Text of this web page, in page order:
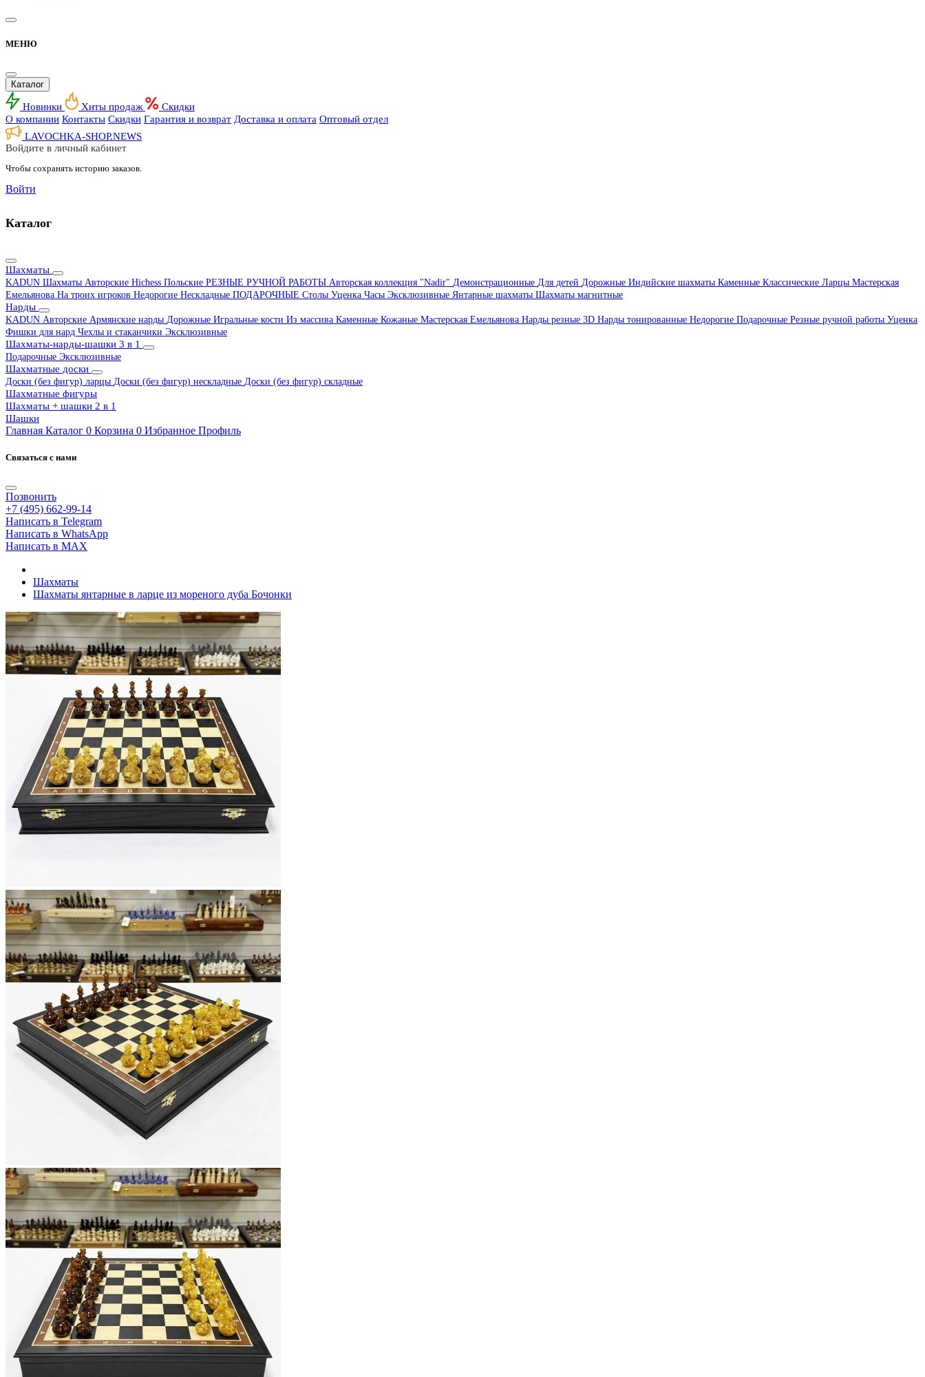
МЕНЮ
Каталог
Новинки Хиты продаж
Скидки
О компании Контакты Скидки Гарантия и возврат Доставка и оплата Оптовый отдел
LAVOCHKA-SHOP.NEWS
Войдите в личный кабинет
Чтобы сохранять историю заказов.
Войти
Каталог
Шахматы
KADUN Шахматы Авторские Hichess Польские РЕЗНЫЕ РУЧНОЙ РАБОТЫ Авторская коллекция "Nadir" Демонстрационные Для детей Дорожные Индийские шахматы Каменные Классические Ларцы Мастерская
Емельянова На троих игроков Недорогие Нескладные ПОДАРОЧНЫЕ Столы Уценка Часы Эксклюзивные Янтарные шахматы Шахматы магнитные
Нарды
KADUN Авторские Армянские нарды Дорожные Игральные кости Из массива Каменные Кожаные Мастерская Емельянова Нарды резные 3D Нарды тонированные Недорогие Подарочные Резные ручной работы Уценка
Фишки для нард Чехлы и стаканчики Эксклюзивные
Шахматы-нарды-шашки 3 в 1
Подарочные Эксклюзивные
Шахматные доски
Доски (без фигур) ларцы Доски (без фигур) нескладные Доски (без фигур) складные
Шахматные фигуры
Шахматы + шашки 2 в 1
Шашки
Главная Каталог 0 Корзина 0 Избранное Профиль
Связаться с нами
Позвонить
+7 (495) 662-99-14
Написать в Telegram
Написать в WhatsApp
Написать в MAX
Шахматы
Шахматы янтарные в ларце из мореного дуба Бочонки